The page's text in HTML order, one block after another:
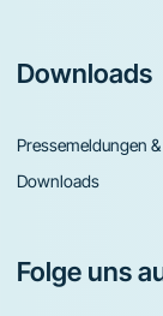
Downloads
Pressemeldungen
Downloads
Folge uns